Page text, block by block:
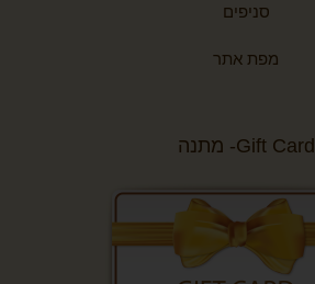
סניפים
מפת אתר
Gift Card- מתנה